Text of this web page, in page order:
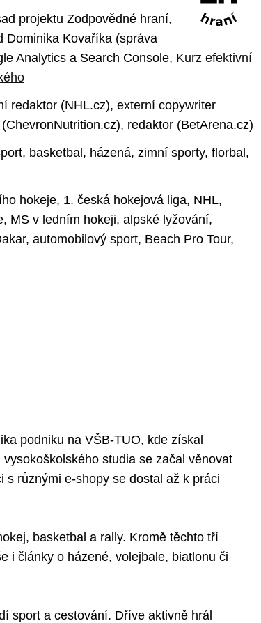
projektu Zodpovědné hraní,
Dominika Kovaříka (správa
Analytics a Search Console, Kurz efektivní
redaktor (NHL.cz), externí copywriter
redaktor (BetArena.cz)
basketbal, házená, zimní sporty, florbal,
hokeje, 1. česká hokejová liga, NHL,
MS v ledním hokeji, alpské lyžování,
automobilový sport, Beach Pro Tour,
podniku na VŠB-TUO, kde získal
studia se začal věnovat
s různými e-shopy se dostal až k práci
basketbal a rally. Kromě těchto tří
i články o házené, volejbale, biatlonu či
sport a cestování. Dříve aktivně hrál